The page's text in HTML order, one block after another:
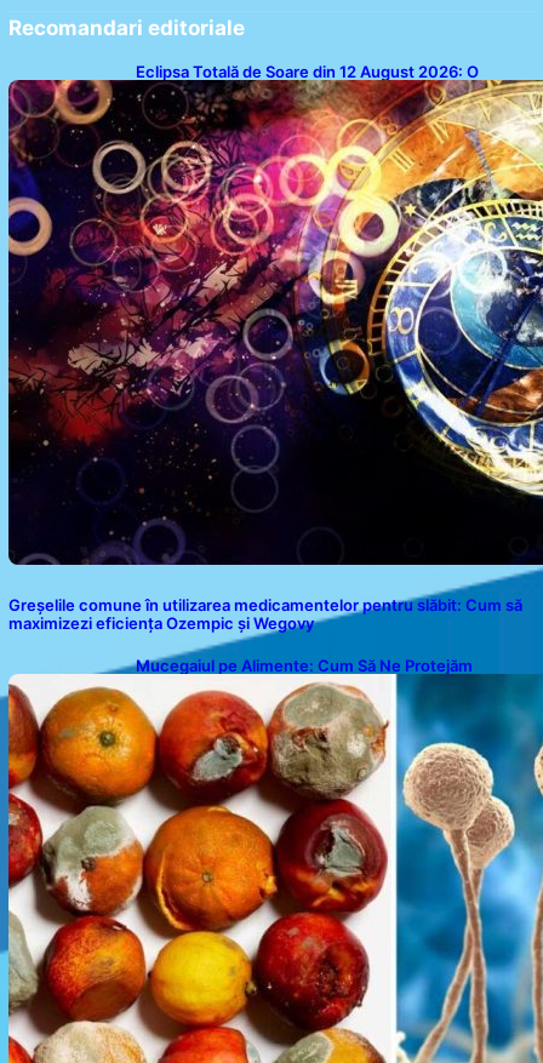
Recomandari editoriale
Eclipsa Totală de Soare din 12 August 2026: O
Analiză a Impactului asupra Trei Zodii și a Ciclului de
18 Ani
Greșelile comune în utilizarea medicamentelor pentru slăbit: Cum să
maximizezi eficiența Ozempic și Wegovy
Mucegaiul pe Alimente: Cum Să Ne Protejăm
Sănătatea?